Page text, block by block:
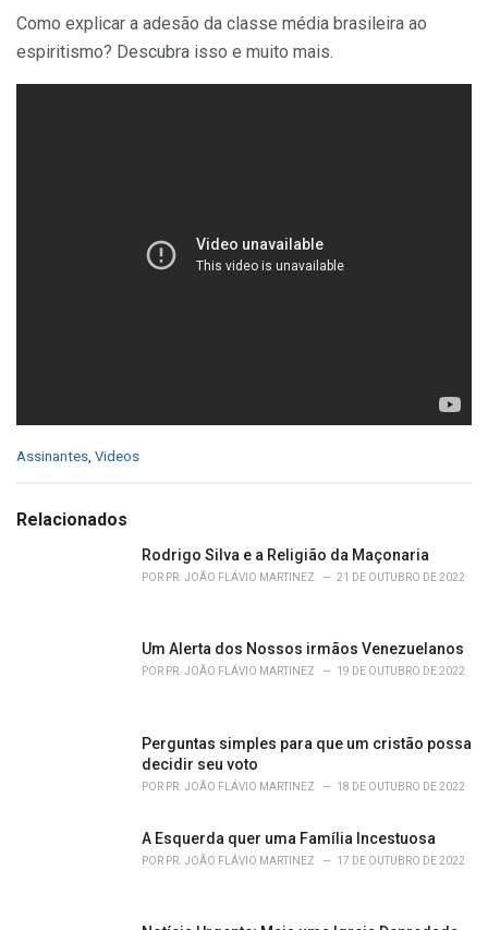
Como explicar a adesão da classe média brasileira ao
espiritismo? Descubra isso e muito mais.
C
e
Assinantes, Videos
Relacionados
Rodrigo Silva e a Religião da Maçonaria
POR PR. JOÃO FLÁVIO MARTINEZ 21 DE OUTUBRO DE 2022
Um Alerta dos Nossos irmãos Venezuelanos
POR PR. JOÃO FLÁVIO MARTINEZ 19 DE OUTUBRO DE 2022
Perguntas simples para que um cristão possa
decidir seu voto
POR PR. JOÃO FLÁVIO MARTINEZ 18 DE OUTUBRO DE 2022
A Esquerda quer uma Família Incestuosa
POR PR. JOÃO FLÁVIO MARTINEZ 17 DE OUTUBRO DE 2022